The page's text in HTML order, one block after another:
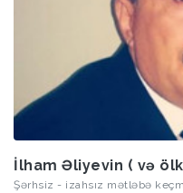
İlham Əliyevin ( və
Şərhsiz - izahsız mətləbə